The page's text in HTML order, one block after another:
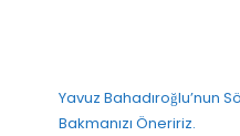
Yavuz Bahadıroğlu’nun
Bakmanızı Öneririz.